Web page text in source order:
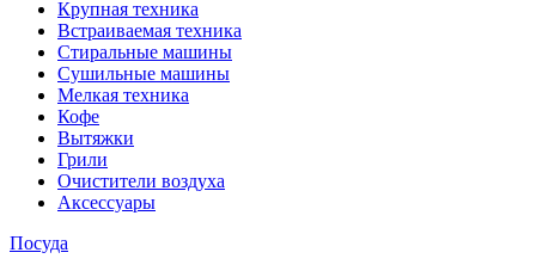
Крупная техника
Встраиваемая техника
Стиральные машины
Сушильные машины
Мелкая техника
Кофе
Вытяжки
Грили
Очистители воздуха
Аксессуары
Посуда